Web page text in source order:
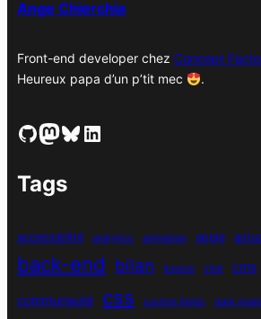
Ange Chierchia
Front-end developer chez Concept
Heureux papa d’un p’tit mec
.
GitHub Mastodon Bluesky LinkedIn
Tags
accessibilité analytics animation apple
back-end bilan bouton chat cms
communauté css custom fields dark